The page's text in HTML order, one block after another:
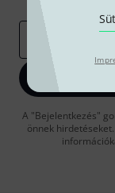
A "Bejelentkezés"
önnek